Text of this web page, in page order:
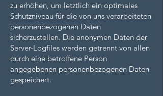
zu erhöhen, um letztlich ein optimales
Schutzniveau für die von uns verarbeiteten
personenbezogenen Daten
sicherzustellen. Die anonymen Daten der
Server-Logfiles werden getrennt von allen
durch eine betroffene Person
angegebenen personenbezogenen Daten
gespeichert.